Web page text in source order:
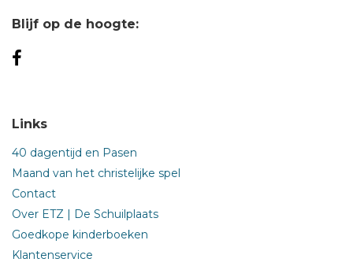
Blijf op de hoogte:
Links
40 dagentijd en Pasen
Maand van het christelijke spel
Contact
Over ETZ | De Schuilplaats
Goedkope kinderboeken
Klantenservice